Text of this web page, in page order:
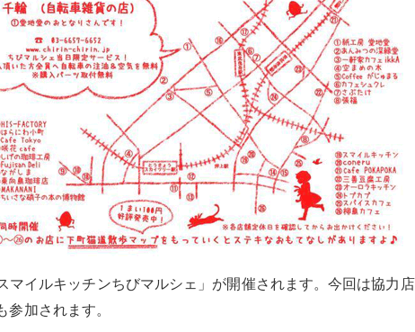
マイルキッチンちびマルシェ」が開催されます。今回は協力店
参加されます。